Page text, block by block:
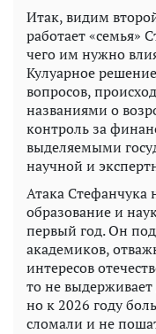
Итак, видим
работает «семья»
чего им нужно
Кулуарное
вопросов,
названиями о
контроль за
выделяемыми
научной и
Атака
образование и
первый год. Он
академиков,
интересов
то не выдерживает
но к 2026 году
сломали и не